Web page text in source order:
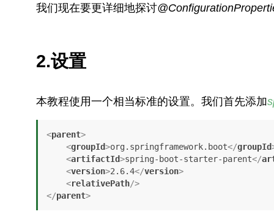
我们现在要更详细地探讨
2.设置
本教程使用一个相当标准的设置。我们首先添加
<parent>
<groupId>org.springframework.boot</groupId
<artifactId>spring-boot-starter-parent</
<version>2.6.4</version>
<relativePath/>
</parent>